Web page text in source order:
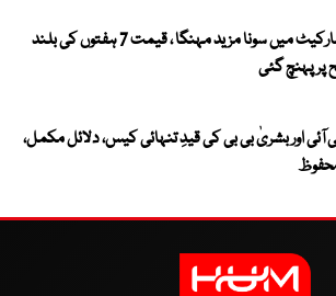
عالمی مارکیٹ میں سونا مزید مہنگا ، قیمت 7 ہفتوں کی بلند
پر پہنچ گئی
آئی اور بشریٰ بی بی کی قیدِ تنہائی کیس، دلائل مکمل،